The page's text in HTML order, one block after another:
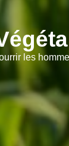
les